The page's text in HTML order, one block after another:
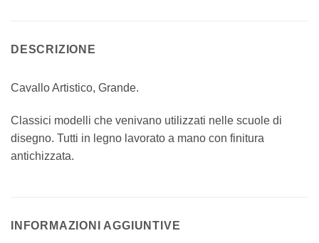
DESCRIZIONE
Cavallo Artistico, Grande.
Classici modelli che venivano utilizzati nelle scuole di
disegno. Tutti in legno lavorato a mano con finitura
antichizzata.
INFORMAZIONI AGGIUNTIVE